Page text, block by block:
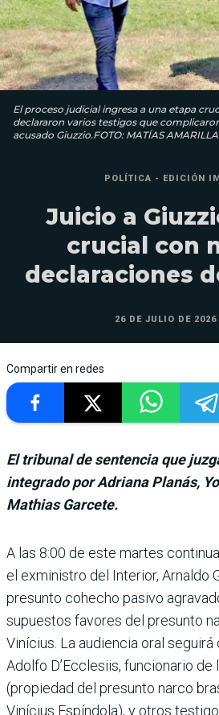
El proceso judicial ingresa a una etapa
declararon varios testigos que
acusado Giuzzio.FOTO: MATÍAS AMARILLA
POLÍTICA - EDICIÓN
Juicio a
crucial con
declaraciones
26 DE JULIO DE 2026
Compartir en redes
El tribunal de sentencia que
integrado por Adriana Planás,
Mathias Garcete.
A las 8:00 de este martes
el exministro del Inte­rior, Arnaldo
presunto cohecho pasivo
supuestos favores del pre­sunto
Vinícius. La audiencia oral
Adolfo D’Ecclesiis, funcionario de
(propiedad del pre­sunto narco
Vinícius Espíndola), y otros